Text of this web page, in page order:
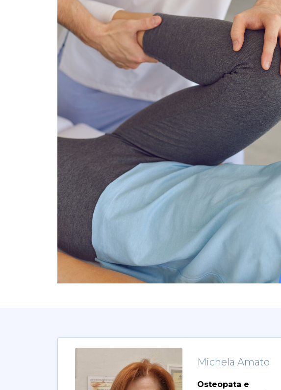
Michela Amato
Osteopata e